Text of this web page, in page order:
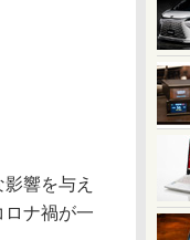
響を与え
ナ禍が一